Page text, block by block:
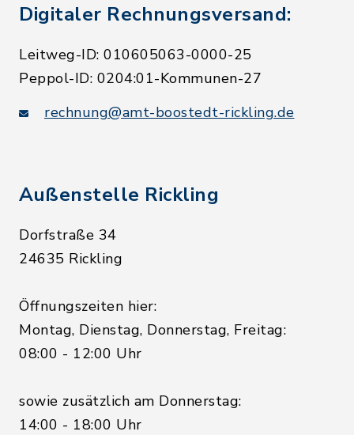
Digitaler Rechnungsversand:
Leitweg-ID: 010605063-0000-25
Peppol-ID: 0204:01-Kommunen-27
rechnung@amt-boostedt-rickling.de
Außenstelle Rickling
Dorfstraße 34
24635 Rickling
Öffnungszeiten hier:
Montag, Dienstag, Donnerstag, Freitag:
08:00 - 12:00 Uhr
sowie zusätzlich am Donnerstag:
14:00 - 18:00 Uhr